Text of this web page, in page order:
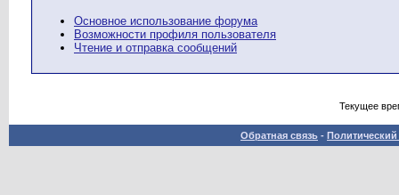
Основное использование форума
Возможности профиля пользователя
Чтение и отправка сообщений
Текущее
Обратная связь -